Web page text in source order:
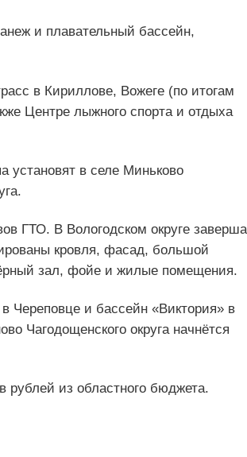
и плавательный бассейн,
в Кириллове, Вожеге (по итогам
Центре лыжного спорта и отдыха
установят в селе Миньково
ГТО. В Вологодском округе
кровля, фасад, большой
зал, фойе и жилые помещения.
Череповце и бассейн «Виктория» в
Чагодощенского округа начнётся
из областного бюджета.